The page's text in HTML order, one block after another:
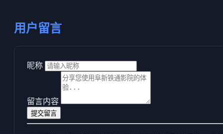
用户留言
昵称
留言内容
提交留言